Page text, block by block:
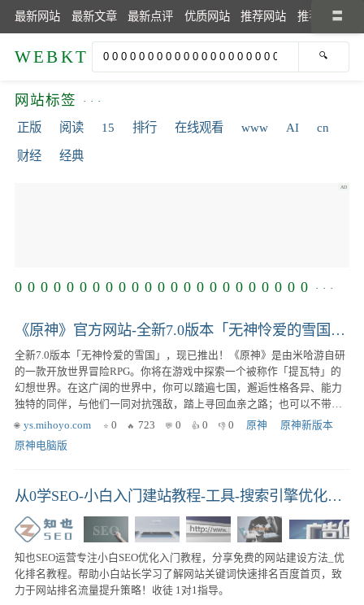
最新网站 最新文章 最新点评 优质网站 推荐网站 推荐文章
WEBKT
网站标签
正版 阅读 15 排行 在线观看 www AI cn
财经 经典
0 0 0 0 0 0 0 0 0 0 0 0 0 0 0 0 0 0 0 0 0 0 0
《原神》官方网站-全新7.0版本「无神怜爱的雪国」上线！
全新7.0版本「无神怜爱的雪国」，现已推出！《原神》是由米哈游自研
的一款开放世界冒险RPG。你将在游戏中探索一个被称作「提瓦特」的
幻想世界。在这广阔的世界中，你可以踏遍七国，邂逅性格各异、能力
独特的同伴，与他们一同对抗强敌，踏上寻回血亲之路；也可以不带目
的地漫游，沉浸在充满生机的世界里，让好奇心驱使自己发掘各个角落
ys.mihoyo.com 0 723 0 0 0 原神
原神新版本
原神电脑版
从0学SEO-小白入门建站教程-工具-搜索引擎优化实战派|知也博客
知也SEO运营专注小白SEO优化入门教程，分享免费的网站建设方法_优
化排名教程。帮助小白站长学习了解网站关键词快速排名百度首页，致
力于网站排名流量提升策略！收徒 1对1指导。